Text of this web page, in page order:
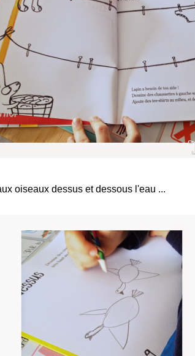
oiseaux dessus et dessous l'eau ...